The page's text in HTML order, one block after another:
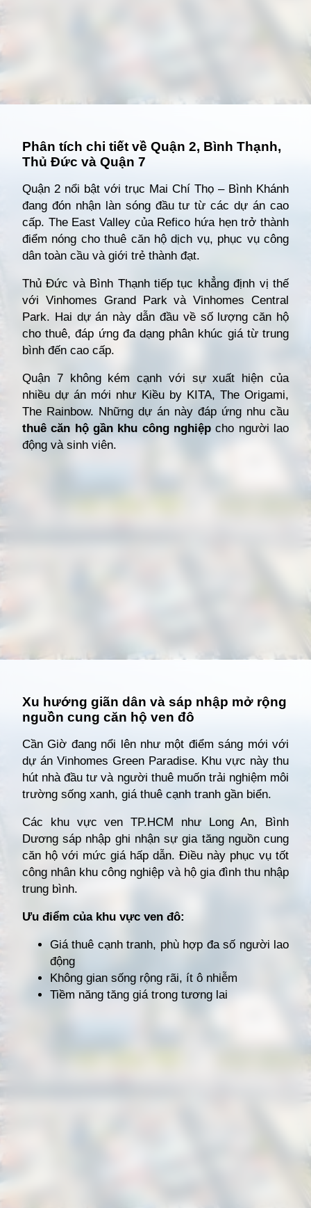
Phân tích chi tiết về Quận 2, Bình Thạnh,
Thủ Đức và Quận 7
Quận 2 nổi bật với trục Mai Chí Thọ – Bình Khánh
đang đón nhận làn sóng đầu tư từ các dự án cao
cấp. The East Valley của Refico hứa hẹn trở thành
điểm nóng cho thuê căn hộ dịch vụ, phục vụ công
dân toàn cầu và giới trẻ thành đạt.
Thủ Đức và Bình Thạnh tiếp tục khẳng định vị thế
với Vinhomes Grand Park và Vinhomes Central
Park. Hai dự án này dẫn đầu về số lượng căn hộ
cho thuê, đáp ứng đa dạng phân khúc giá từ trung
bình đến cao cấp.
Quận 7 không kém cạnh với sự xuất hiện của
nhiều dự án mới như Kiều by KITA, The Origami,
The Rainbow. Những dự án này đáp ứng nhu cầu
thuê căn hộ gần khu công nghiệp cho người lao
động và sinh viên.
Xu hướng giãn dân và sáp nhập mở rộng
nguồn cung căn hộ ven đô
Cần Giờ đang nổi lên như một điểm sáng mới với
dự án Vinhomes Green Paradise. Khu vực này thu
hút nhà đầu tư và người thuê muốn trải nghiệm môi
trường sống xanh, giá thuê cạnh tranh gần biển.
Các khu vực ven TP.HCM như Long An, Bình
Dương sáp nhập ghi nhận sự gia tăng nguồn cung
căn hộ với mức giá hấp dẫn. Điều này phục vụ tốt
công nhân khu công nghiệp và hộ gia đình thu nhập
trung bình.
Ưu điểm của khu vực ven đô:
Giá thuê cạnh tranh, phù hợp đa số người lao
động
Không gian sống rộng rãi, ít ô nhiễm
Tiềm năng tăng giá trong tương lai